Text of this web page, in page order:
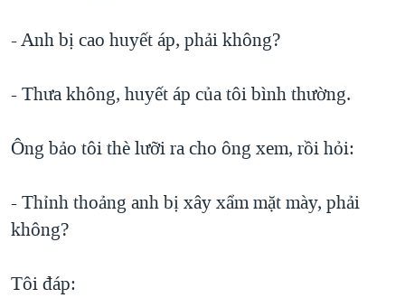
- Anh bị cao huyết áp, phải không?
- Thưa không, huyết áp của tôi bình thường.
Ông bảo tôi thè lưỡi ra cho ông xem, rồi hỏi:
- Thỉnh thoảng anh bị xây xẩm mặt mày, phải
không?
Tôi đáp: